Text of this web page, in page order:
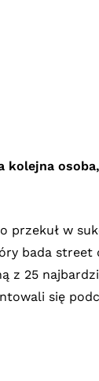
w
bada street
z 25
się